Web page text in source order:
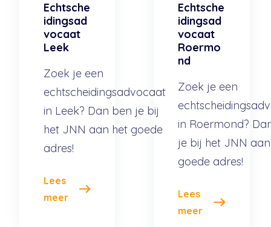
Echtsche
idingsad
vocaat
Leek
Zoek je een
echtscheidingsadvocaat
in Leek? Dan ben je bij
het JNN aan het goede
adres!
Lees
meer
Echtsche
idingsad
vocaat
Roermo
nd
Zoek je een
in Roermond?
je bij het JNN
goede adres!
Lees
meer